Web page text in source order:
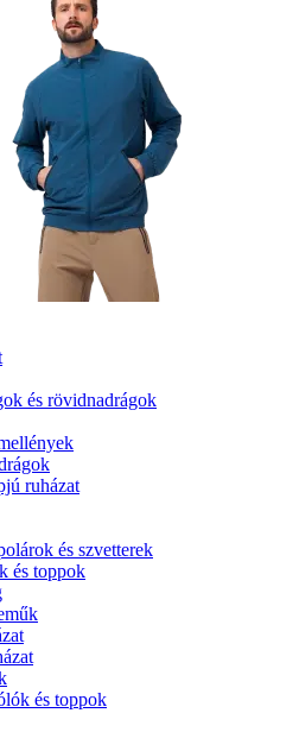
és rövidnadrágok
ruházat
és szvetterek
és toppok
és toppok